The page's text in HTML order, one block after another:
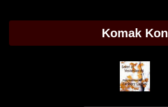
Komak Kon